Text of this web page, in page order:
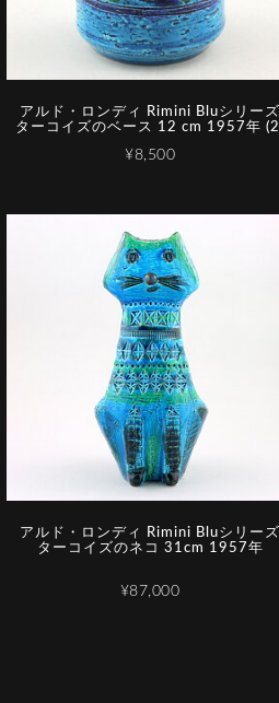
アルド・ロンディ Rimini Bluシリーズ
ターコイズのベース 12 cm 1957年
¥8,500
アルド・ロンディ Rimini Bluシリーズ
ターコイズのネコ 31cm 1957年
¥87,000